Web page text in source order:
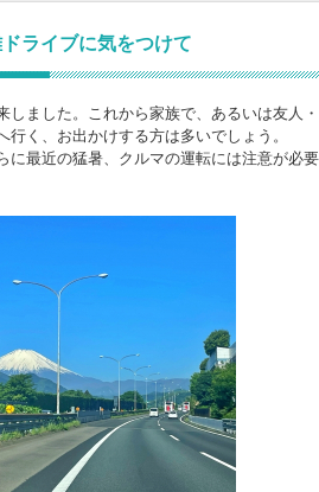
ライブに気をつけて
しました。これから家族で、あるいは友人
行く、お出かけする方は多いでしょう。
に最近の猛暑、クルマの運転には注意が必